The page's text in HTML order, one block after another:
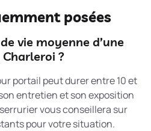
posées
vie moyenne d’une
?
portail peut durer entre 10 et
entretien et son exposition
vous conseillera sur
pour votre situation.